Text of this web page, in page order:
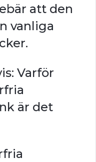
att den
vanliga
Varför
är det